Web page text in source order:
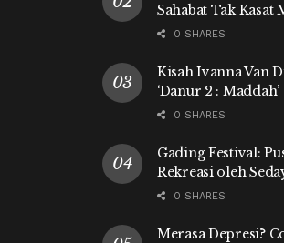
Sahabat Tak Kasat
0 SHARES
Kisah Ivanna Van
‘Danur 2 : Maddah’
0 SHARES
Gading Festival:
Rekreasi oleh
0 SHARES
Merasa Depresi?